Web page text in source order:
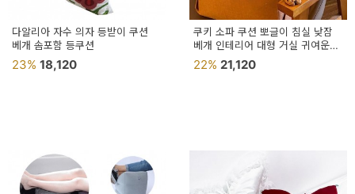
다알리아 자수 의자 등받이 쿠션
베개 솜포함 등쿠션
23% 18,120
쿠키 소파 쿠션 뽀글이 침실 낮잠
베개 인테리어 대형 거실 귀여운
패드 생일 선물
22% 21,120